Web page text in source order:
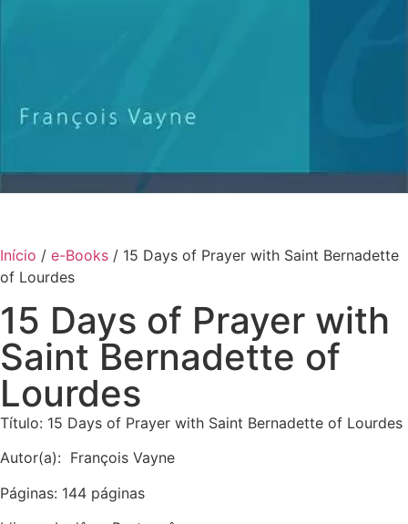
Início / e-Books / 15 Days of Prayer with Saint Bernadette
of Lourdes
15 Days of Prayer with
Saint Bernadette of
Lourdes
Título: 15 Days of Prayer with Saint Bernadette of Lourdes
Autor(a): François Vayne
Páginas: 144 páginas